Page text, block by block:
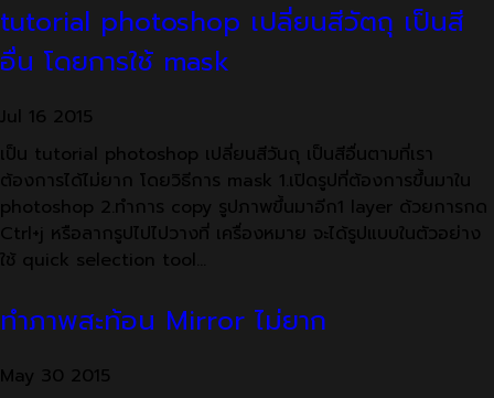
tutorial photoshop เปลี่ยนสีวัตถุ เป็นสี
อื่น โดยการใช้ mask
Jul 16 2015
เป็น tutorial photoshop เปลี่ยนสีวันถุ เป็นสีอื่นตามที่เรา
ต้องการได้ไม่ยาก โดยวิธีการ mask 1.เปิดรูปที่ต้องการขึ้นมาใน
photoshop 2.ทำการ copy รูปภาพขึ้นมาอีก1 layer ด้วยการกด
Ctrl+j หรือลากรูปไปไปวางที่ เครื่องหมาย จะได้รูปแบบในตัวอย่าง
ใช้ quick selection tool…
ทำภาพสะท้อน Mirror ไม่ยาก
May 30 2015